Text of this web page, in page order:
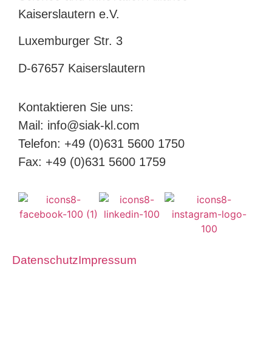
Kaiserslautern e.V.
Luxemburger Str. 3
D-67657 Kaiserslautern
Kontaktieren Sie uns:
Mail: info@siak-kl.com
Telefon: +49 (0)631 5600 1750
Fax: +49 (0)631 5600 1759
DatenschutzImpressum